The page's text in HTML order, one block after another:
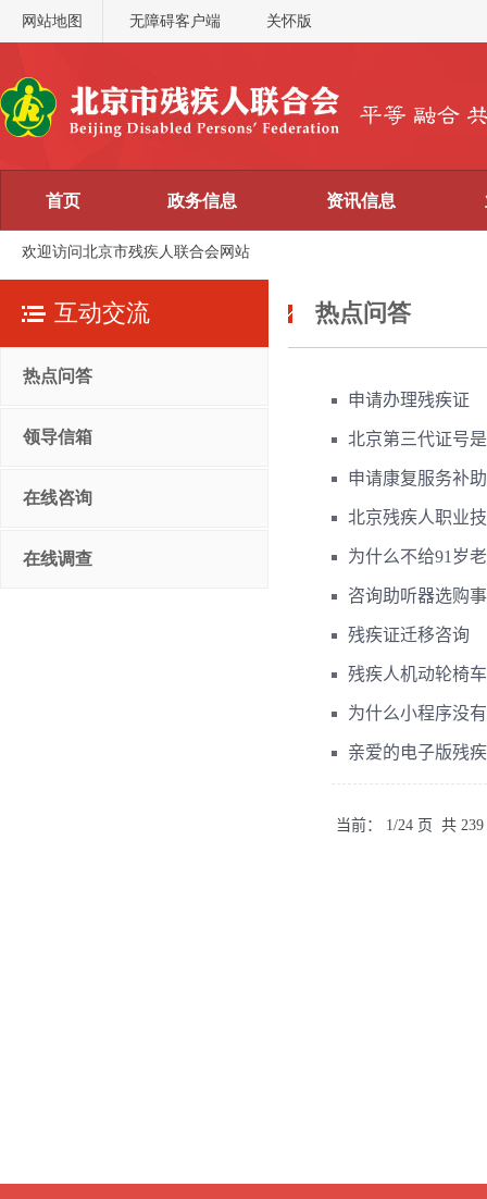
网站地图 无障碍客户端 关怀版
首页
欢迎访问北京市残疾人联合会网站
政务信息 资讯信息
互动交流
热点问答
领导信箱
在线咨询
在线调查
热点问答